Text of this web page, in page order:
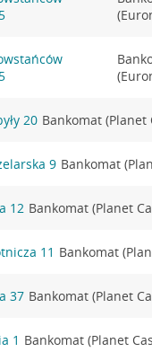
20 Bankomat (Planet
9 Bankomat
12 Bankomat (Planet
11 Bankomat
37 Bankomat (Planet
1 Bankomat (Planet